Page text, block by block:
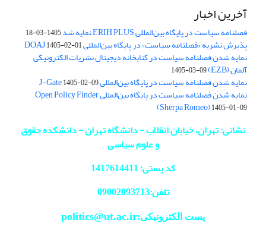
آخرین اخبار
فصلنامه سیاست در پایگاه بین‌المللی ERIH PLUS نمایه شد 1405-03-18
پذیرش نشریه «فصلنامه سیاست» در پایگاه بین‌المللی DOAJ1405-02-01
نمایه شدن فصلنامه سیاست در کتابخانه دیجیتال نشریات الکترونیکی
آلمان (EZB) 1405-03-09
نمایه شدن فصلنامه سیاست در پایگاه بین‌المللی J-Gate1405-02-09
نمایه شدن فصلنامه سیاست در پایگاه بین‌المللی Open Policy Finder
(Sherpa Romeo)1405-01-09
نشانی: تهران، خیابان انقلاب - دانشگاه تهران - دانشکده حقوق
و علوم سیاسی
کد پستی: 1417614411
تلفن:09002093713
پست الکترونیکی:politics@ut.ac.ir